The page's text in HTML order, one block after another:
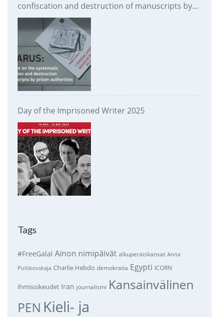
confiscation and destruction of manuscripts by
prison authorities
Day of the Imprisoned Writer 2025
Tags
#FreeGalal Ainon nimipäivät alkuperäiskansat Anna
Politkovskaja Charlie Hebdo demokratia Egypti ICORN
ihmisoikeudet Iran journalismi Kansainvälinen
PEN Kieli- ja